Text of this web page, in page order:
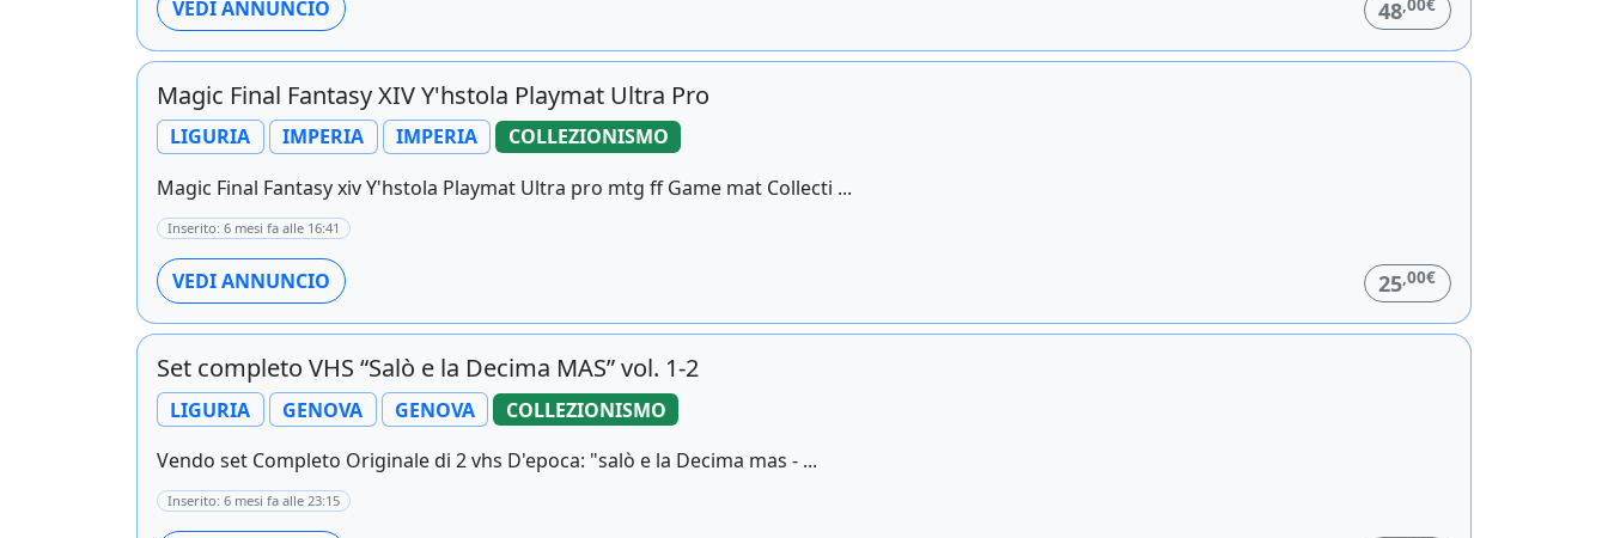
VEDI ANNUNCIO 48,00€
Magic Final Fantasy XIV Y'hstola Playmat Ultra Pro
LIGURIA IMPERIA IMPERIA
COLLEZIONISMO
Magic Final Fantasy xiv Y'hstola Playmat Ultra pro mtg ff Game mat Collecti ...
Inserito: 6 mesi fa alle 16:41
VEDI ANNUNCIO 25,00€
Set completo VHS “Salò e la Decima MAS” vol. 1-2
LIGURIA GENOVA GENOVA
COLLEZIONISMO
Vendo set Completo Originale di 2 vhs D'epoca: "salò e la Decima mas - ...
Inserito: 6 mesi fa alle 23:15